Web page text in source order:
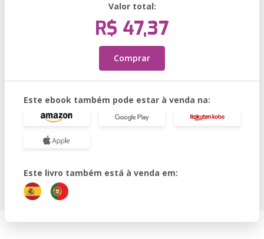
Valor total:
R$ 47,37
Comprar
Este ebook também pode estar à venda na:
Este livro também está à venda em: